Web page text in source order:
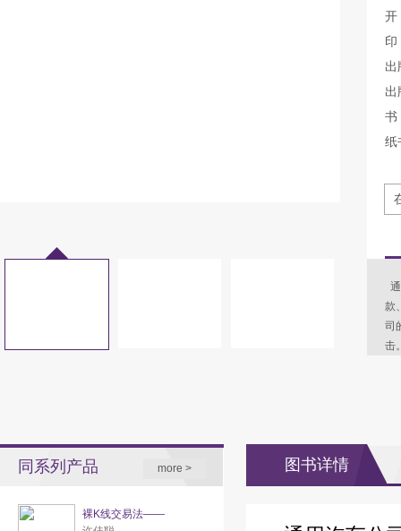
出
出
纸
款
司
击
同系列产品 more >
裸K线交易法——
图书详情